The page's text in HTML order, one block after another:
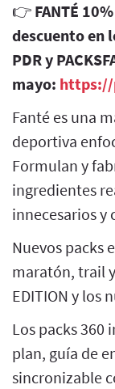
👉 FANTÉ
descuento en
PDR y
mayo:
Fanté es una
deportiva
Formulan y
ingredientes
innecesarios y
Nuevos packs
maratón, trail
EDITION y los
Los packs
plan, guía de
sincronizable